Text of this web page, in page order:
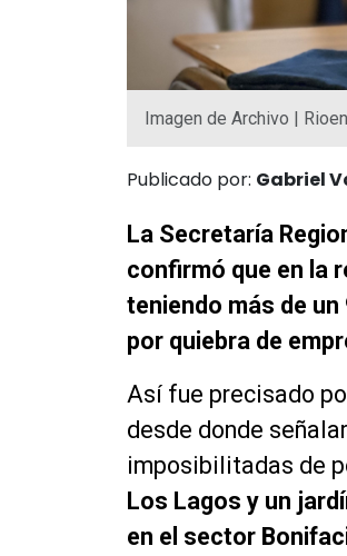
Imagen de Archivo |
Publicado por: Gabriel
La Secretaría
confirmó que en la
teniendo más de
por quiebra de
Así fue precisado
desde donde
imposibilitadas de
Los Lagos y un
en el sector